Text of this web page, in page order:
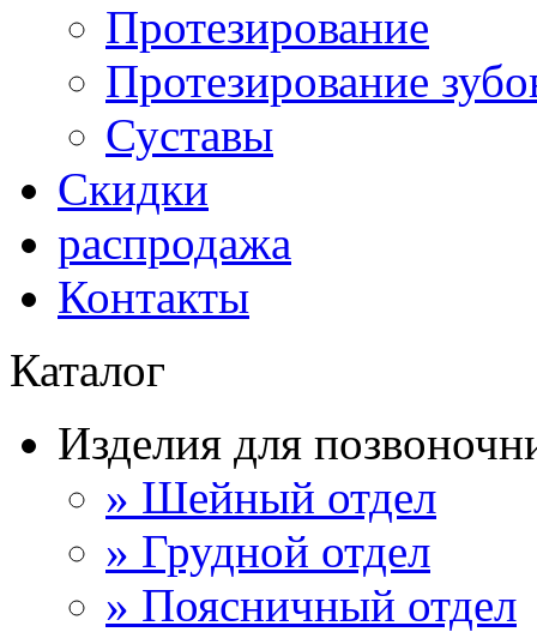
Протезирование
Протезирование
Суставы
Скидки
распродажа
Контакты
Каталог
Изделия для
» Шейный отдел
» Грудной отдел
» Поясничный отдел